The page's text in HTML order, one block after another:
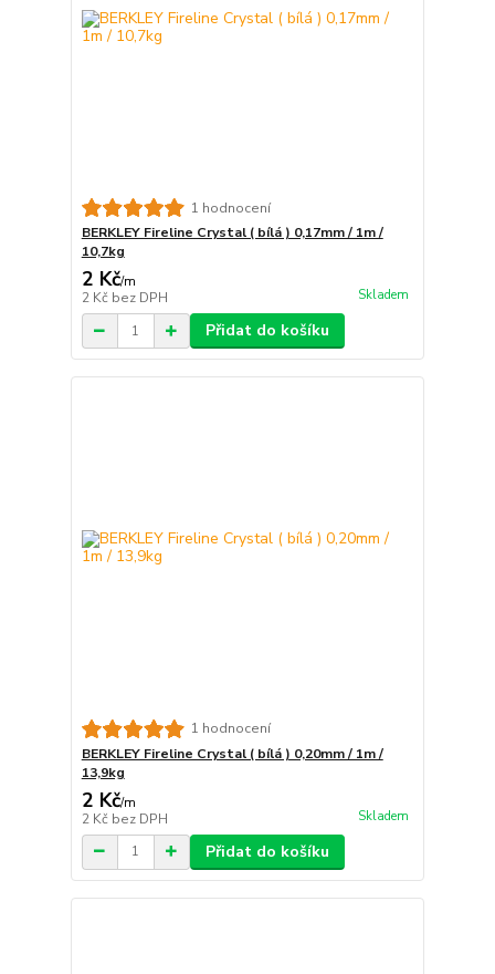
1 hodnocení
BERKLEY Fireline Crystal ( bílá ) 0,17mm / 1m /
10,7kg
2 Kč/m
2 Kč bez DPH Skladem
Přidat do košíku
1 hodnocení
BERKLEY Fireline Crystal ( bílá ) 0,20mm / 1m /
13,9kg
2 Kč/m
2 Kč bez DPH Skladem
Přidat do košíku